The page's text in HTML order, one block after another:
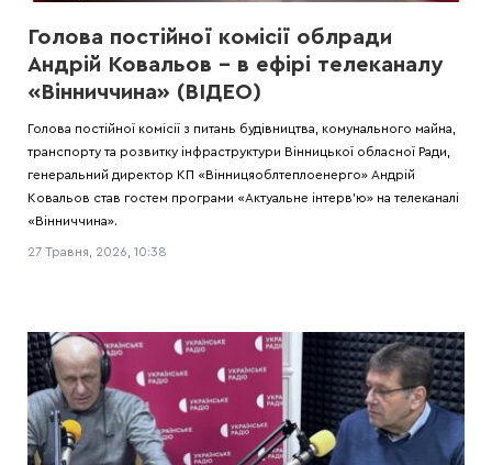
Голова постійної комісії облради
Андрій Ковальов – в ефірі телеканалу
«Вінниччина» (ВІДЕО)
Голова постійної комісії з питань будівництва, комунального майна,
транспорту та розвитку інфраструктури Вінницької обласної Ради,
генеральний директор КП «Вінницяоблтеплоенерго» Андрій
Ковальов став гостем програми «Актуальне інтерв’ю» на телеканалі
«Вінниччина».
27 Травня, 2026, 10:38